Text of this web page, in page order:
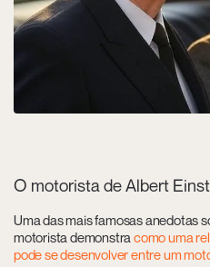
O motorista de Albert
Uma das mais famosas anedotas
motorista demonstracomo uma
pode se desenvolver entre um